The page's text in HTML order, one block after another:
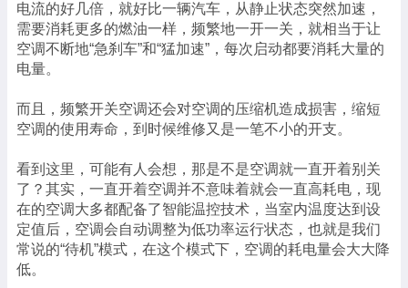
电流的好几倍，就好比一辆汽车，从静止状态突然加速，
需要消耗更多的燃油一样，频繁地一开一关，就相当于让
空调不断地“急刹车”和“猛加速”，每次启动都要消耗大量的
电量。
而且，频繁开关空调还会对空调的压缩机造成损害，缩短
空调的使用寿命，到时候维修又是一笔不小的开支。
看到这里，可能有人会想，那是不是空调就一直开着别关
了？其实，一直开着空调并不意味着就会一直高耗电，现
在的空调大多都配备了智能温控技术，当室内温度达到设
定值后，空调会自动调整为低功率运行状态，也就是我们
常说的“待机”模式，在这个模式下，空调的耗电量会大大降
低。